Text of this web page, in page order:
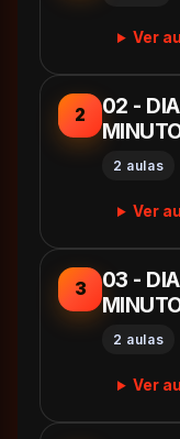
Ver
2
02 -
2 aulas
Ver
3
03 -
2 aulas
Ver